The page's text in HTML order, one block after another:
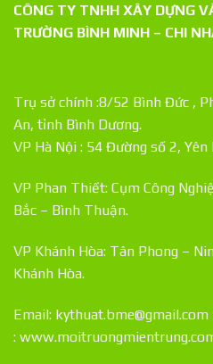
CÔNG TY TNHH XÂY DỰNG
TRƯỜNG BÌNH MINH – CHI
Trụ sở chính :8/52 Bình Đức ,
An, tỉnh Bình Dương.
VP Hà Nội : 54 Đường số 2,
VP Phan Thiết: Cụm Công
Bắc – Bình Thuận.
VP Khánh Hòa: Tân Phong –
Khánh Hòa.
Email:
: